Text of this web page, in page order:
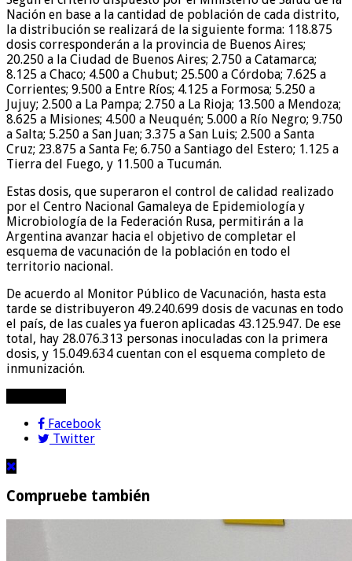
Nación en base a la cantidad de población de cada distrito,
la distribución se realizará de la siguiente forma: 118.875
dosis corresponderán a la provincia de Buenos Aires;
20.250 a la Ciudad de Buenos Aires; 2.750 a Catamarca;
8.125 a Chaco; 4.500 a Chubut; 25.500 a Córdoba; 7.625 a
Corrientes; 9.500 a Entre Ríos; 4.125 a Formosa; 5.250 a
Jujuy; 2.500 a La Pampa; 2.750 a La Rioja; 13.500 a Mendoza;
8.625 a Misiones; 4.500 a Neuquén; 5.000 a Río Negro; 9.750
a Salta; 5.250 a San Juan; 3.375 a San Luis; 2.500 a Santa
Cruz; 23.875 a Santa Fe; 6.750 a Santiago del Estero; 1.125 a
Tierra del Fuego, y 11.500 a Tucumán.
Estas dosis, que superaron el control de calidad realizado
por el Centro Nacional Gamaleya de Epidemiología y
Microbiología de la Federación Rusa, permitirán a la
Argentina avanzar hacia el objetivo de completar el
esquema de vacunación de la población en todo el
territorio nacional.
De acuerdo al Monitor Público de Vacunación, hasta esta
tarde se distribuyeron 49.240.699 dosis de vacunas en todo
el país, de las cuales ya fueron aplicadas 43.125.947. De ese
total, hay 28.076.313 personas inoculadas con la primera
dosis, y 15.049.634 cuentan con el esquema completo de
inmunización.
Facebook
Twitter
Compruebe también